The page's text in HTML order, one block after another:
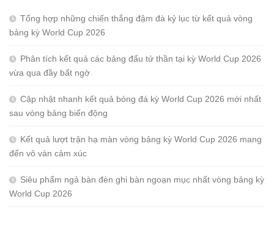
Tổng hợp những chiến thắng đậm đà kỷ lục từ kết quả vòng
bảng kỳ World Cup 2026
Phân tích kết quả các bảng đấu tử thần tại kỳ World Cup 2026
vừa qua đầy bất ngờ
Cập nhật nhanh kết quả bóng đá kỳ World Cup 2026 mới nhất
sau vòng bảng biến động
Kết quả lượt trận hạ màn vòng bảng kỳ World Cup 2026 mang
đến vô vàn cảm xúc
Siêu phẩm ngả bàn đèn ghi bàn ngoạn mục nhất vòng bảng kỳ
World Cup 2026